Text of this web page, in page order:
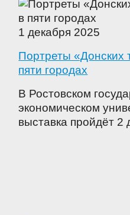
1 декабря 2025
Портреты «Донских
пяти городах
В Ростовском
экономическом
выставка пройдёт 2